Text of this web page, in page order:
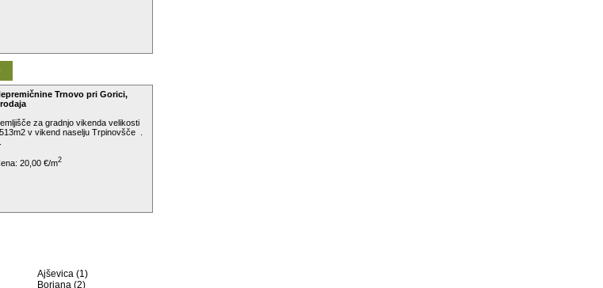
Trnovo pri Gorici,
za gradnjo vikenda velikosti
v vikend naselju Trpinovšče .
20,00 €/m2
Ajševica (1)
Borjana (2)